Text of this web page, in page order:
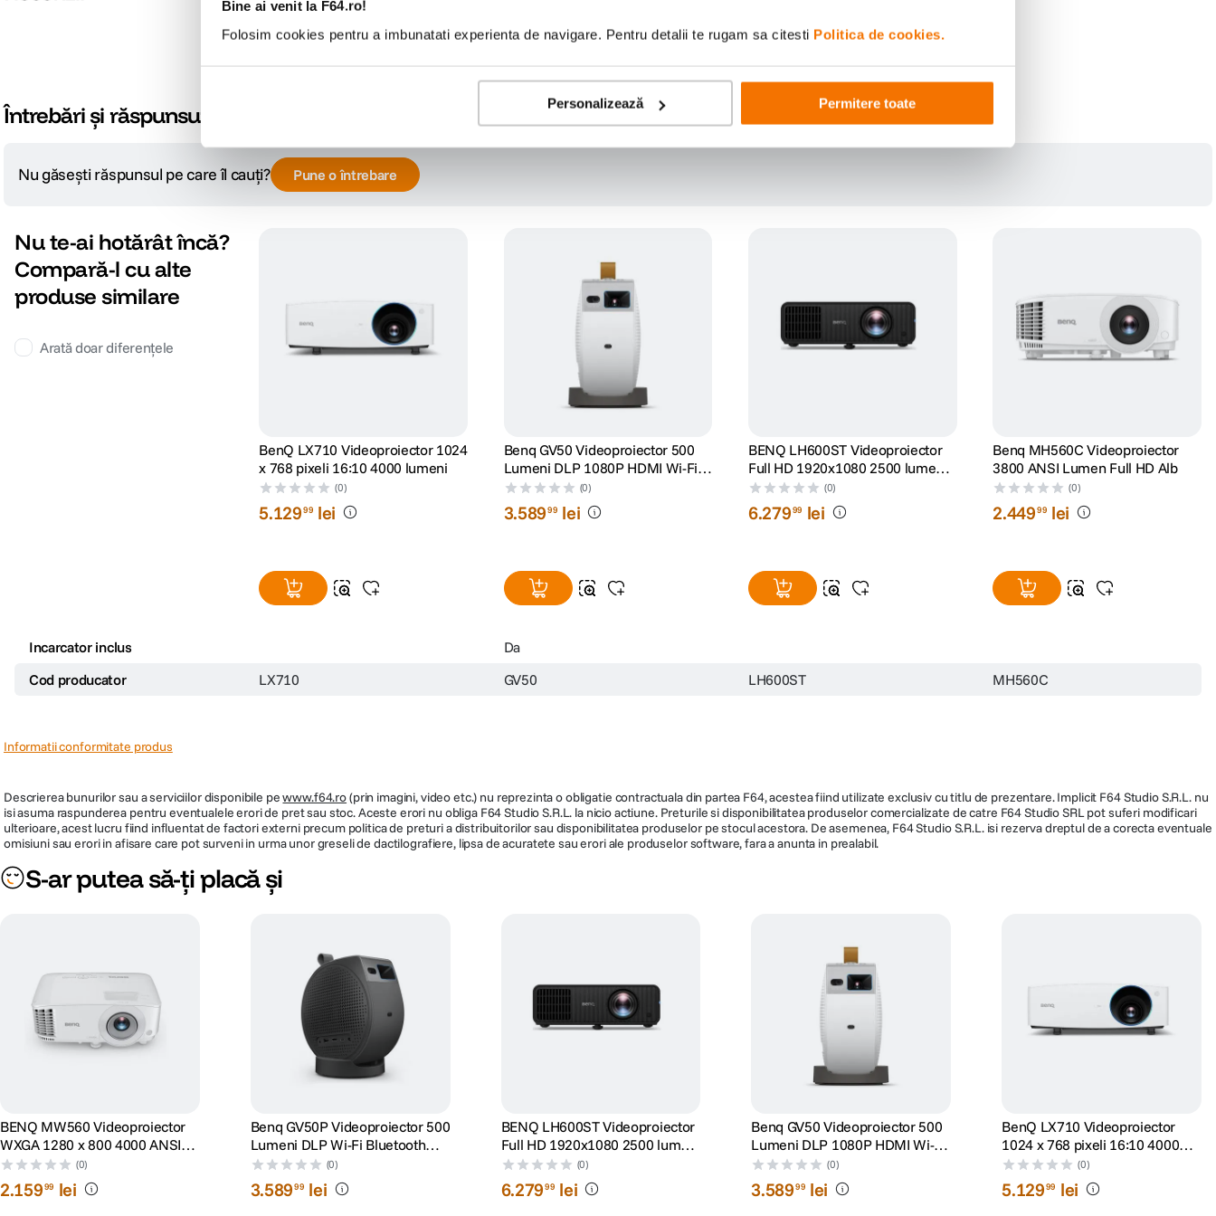
Bine ai venit la F64.ro!
Folosim cookies pentru a imbunatati experienta de navigare. Pentru detalii te rugam sa citesti Politica de cookies.
Personalizează Permitere toate
Scrie prima recenzie
Întrebări și răspunsuri
Nu găsești răspunsul pe care îl cauți? Pune o întrebare
Nu te-ai hotărât încă?
Compară-l cu alte
produse similare
Arată doar diferențele
BenQ LX710 Videoproiector 1024
x 768 pixeli 16:10 4000 lumeni
(0)
5.12999 lei
Benq GV50 Videoproiector 500
Lumeni DLP 1080P HDMI Wi-Fi
Android TV Alb
(0)
3.58999 lei
BENQ LH600ST Videoproiector
Full HD 1920x1080 2500 lumeni
Boxe 10W Negru
(0)
6.27999 lei
Benq MH560C Videoproiector
3800 ANSI Lumen Full HD Alb
(0)
2.44999 lei
Incarcator inclus
Da
Cod producator
LX710 GV50 LH600ST MH560C
Informatii conformitate produs
Descrierea bunurilor sau a serviciilor disponibile pewww.f64.ro(prin imagini, video etc.) nu reprezinta o obligatie contractuala din partea F64, acestea fiind utilizate exclusiv cu titlu de prezentare. Implicit F64 Studio S.R.L. nu
isi asuma raspunderea pentru eventualele erori de pret sau stoc. Aceste erori nu obliga F64 Studio S.R.L. la nicio actiune. Preturile si disponibilitatea produselor comercializate de catre F64 Studio SRL pot suferi modificari
ulterioare, acest lucru fiind influentat de factori externi precum politica de preturi a distribuitorilor sau disponibilitatea produselor pe stocul acestora. De asemenea, F64 Studio S.R.L. isi rezerva dreptul de a corecta eventuale
omisiuni sau erori in afisare care pot surveni in urma unor greseli de dactilografiere, lipsa de acuratete sau erori ale produselor software, fara a anunta in prealabil.
S-ar putea să-ți placă și
BENQ MW560 Videoproiector
WXGA 1280 x 800 4000 ANSI
lumeni DLP (0)
2.15999 lei
Benq GV50P Videoproiector 500
Lumeni DLP Wi-Fi Bluetooth
Negru
(0)
3.58999 lei
BENQ LH600ST Videoproiector
Full HD 1920x1080 2500 lumeni
Boxe 10W Negru
(0)
6.27999 lei
Benq GV50 Videoproiector 500
Lumeni DLP 1080P HDMI Wi-Fi
Android TV Alb
(0)
3.58999 lei
BenQ LX710 Videoproiector
1024 x 768 pixeli 16:10 4000
lumeni
(0)
5.12999 lei